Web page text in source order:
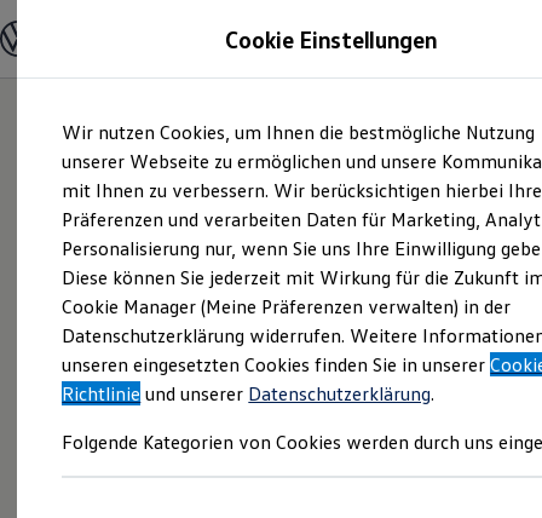
Hauptinhalt
springen
Footer
springen
Modelle und Konfigurator
Modelle vergleichen
Elektroautos
ENERGY Sondermodelle
Nutzfahrzeuge
SUV und CUV
Familienautos
Kombis
Kompaktwagen
Sportwagen
Schnell verfügbare Fahrzeuge
Angebote und Produkte
Aktuelle Angebote
E-Auto-Förderung
Volkswagen Marktplatz
Junge Gebrauchtwagen und Gebrauchtwagen
Cookie Einstellungen
Wir nutzen Cookies, um Ihnen die bestmögliche Nutzung
unserer Webseite zu ermöglichen und unsere
mit Ihnen zu verbessern. Wir berücksichtigen hierbei Ihre
Präferenzen und verarbeiten Daten für Marketing,
Personalisierung nur, wenn Sie uns Ihre Einwilligung
Diese können Sie jederzeit mit Wirkung für die Zukunft
Cookie Manager (Meine Präferenzen verwalten) in der
Datenschutzerklärung widerrufen. Weitere
unseren eingesetzten Cookies finden Sie in unserer
Richtlinie und unserer Datenschutzerklärung.
Folgende Kategorien von Cookies werden durch uns